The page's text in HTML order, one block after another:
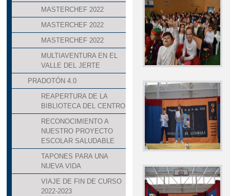
MASTERCHEF 2022
MASTERCHEF 2022
MASTERCHEF 2022
MULTIAVENTURA EN EL
VALLE DEL JERTE
PRADOTÓN 4.0
REAPERTURA DE LA
BIBLIOTECA DEL CENTRO
RECONOCIMIENTO A
NUESTRO PROYECTO
ESCOLAR SALUDABLE
TAPONES PARA UNA
NUEVA VIDA
VIAJE DE FIN DE CURSO
2022-2023